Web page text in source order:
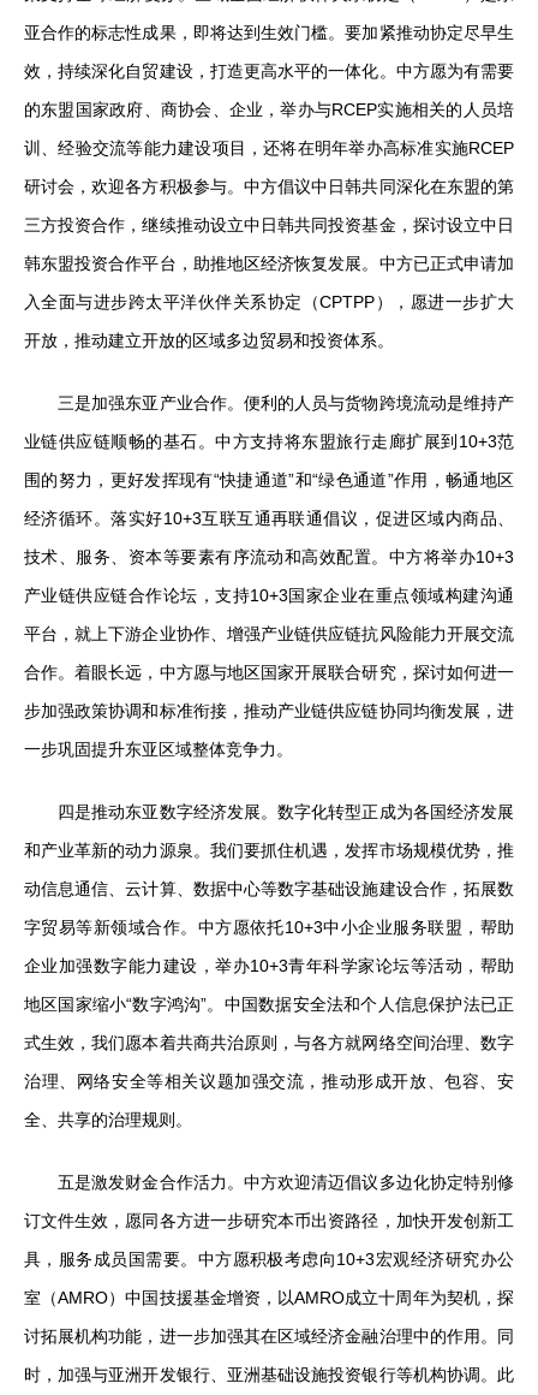
亚合作的标志性成果，即将达到生效门槛。要加紧推动协定尽早生
效，持续深化自贸建设，打造更高水平的一体化。中方愿为有需要
的东盟国家政府、商协会、企业，举办与RCEP实施相关的人员培
训、经验交流等能力建设项目，还将在明年举办高标准实施RCEP
研讨会，欢迎各方积极参与。中方倡议中日韩共同深化在东盟的第
三方投资合作，继续推动设立中日韩共同投资基金，探讨设立中日
韩东盟投资合作平台，助推地区经济恢复发展。中方已正式申请加
入全面与进步跨太平洋伙伴关系协定（CPTPP），愿进一步扩大
开放，推动建立开放的区域多边贸易和投资体系。
三是加强东亚产业合作。便利的人员与货物跨境流动是维持产
业链供应链顺畅的基石。中方支持将东盟旅行走廊扩展到10+3范
围的努力，更好发挥现有“快捷通道”和“绿色通道”作用，畅通地区
经济循环。落实好10+3互联互通再联通倡议，促进区域内商品、
技术、服务、资本等要素有序流动和高效配置。中方将举办10+3
产业链供应链合作论坛，支持10+3国家企业在重点领域构建沟通
平台，就上下游企业协作、增强产业链供应链抗风险能力开展交流
合作。着眼长远，中方愿与地区国家开展联合研究，探讨如何进一
步加强政策协调和标准衔接，推动产业链供应链协同均衡发展，进
一步巩固提升东亚区域整体竞争力。
四是推动东亚数字经济发展。数字化转型正成为各国经济发展
和产业革新的动力源泉。我们要抓住机遇，发挥市场规模优势，推
动信息通信、云计算、数据中心等数字基础设施建设合作，拓展数
字贸易等新领域合作。中方愿依托10+3中小企业服务联盟，帮助
企业加强数字能力建设，举办10+3青年科学家论坛等活动，帮助
地区国家缩小“数字鸿沟”。中国数据安全法和个人信息保护法已正
式生效，我们愿本着共商共治原则，与各方就网络空间治理、数字
治理、网络安全等相关议题加强交流，推动形成开放、包容、安
全、共享的治理规则。
五是激发财金合作活力。中方欢迎清迈倡议多边化协定特别修
订文件生效，愿同各方进一步研究本币出资路径，加快开发创新工
具，服务成员国需要。中方愿积极考虑向10+3宏观经济研究办公
室（AMRO）中国技援基金增资，以AMRO成立十周年为契机，探
讨拓展机构功能，进一步加强其在区域经济金融治理中的作用。同
时，加强与亚洲开发银行、亚洲基础设施投资银行等机构协调。此